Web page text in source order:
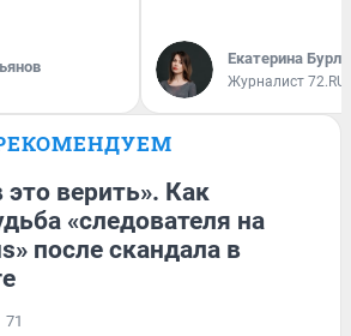
Екатерина
Журналист 72.RU
это верить». Как
«следователя на
после скандала в
71